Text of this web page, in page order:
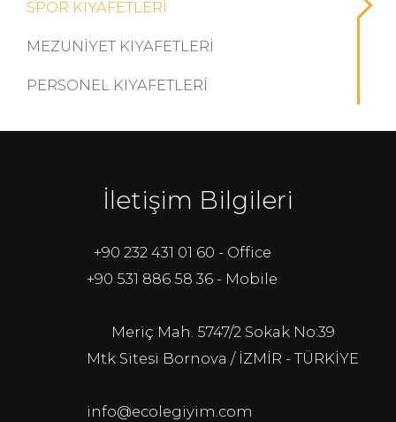
SPOR KIYAFETLERI
MEZUNIYET KIYAFETLERI
PERSONEL KIYAFETLERI
İletişim Bilgileri
+90 232 431 01 60 - Office
+90 531 886 58 36 - Mobile
Meriç Mah. 5747/2 Sokak No:39
Mtk Sitesi Bornova / İZMİR - TÜRKİYE
info@ecolegiyim.com